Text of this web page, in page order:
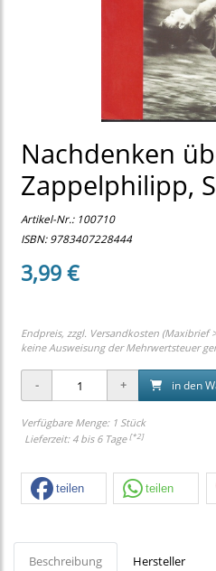
Nachdenken
Zappelphilipp,
Artikel-Nr.: 100710
ISBN: 9783407228444
3,99 €
Endpreis, zzgl. Versandkosten (Maxibrief
keine Ausweisung der Mehrwertsteuer
in den
Verfügbare Menge: 1 Stück
Lieferzeit: 4 bis 6 Tage [*2]
teilen teilen
Beschreibung Hersteller